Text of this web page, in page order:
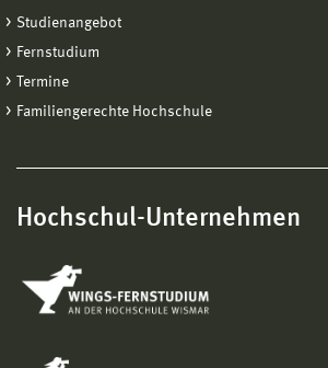
Studienangebot
Fernstudium
Termine
Familiengerechte Hochschule
Hochschul-Unternehmen